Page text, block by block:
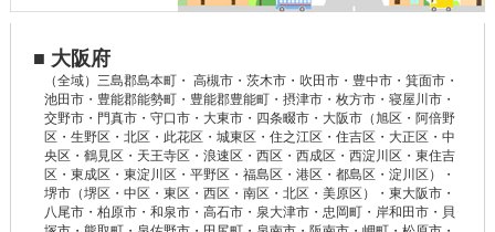
■ 大阪府
（全域）三島郡島本町・ 高槻市・茨木市・吹田市・豊中市・箕面市・
池田市・豊能郡能勢町・豊能郡豊能町・摂津市・枚方市・寝屋川市・
交野市・門真市・守口市・大東市・四条畷市・大阪市（旭区・阿倍野
区・生野区・北区・此花区・城東区・住之江区・住吉区・大正区・中
央区・鶴見区・天王寺区・浪速区・西区・西成区・西淀川区・東住吉
区・東成区・東淀川区・平野区・福島区・港区・都島区・淀川区）・
堺市（堺区・中区・東区・西区・南区・北区・美原区）・東大阪市・
八尾市・柏原市・和泉市・高石市・泉大津市・忠岡町・岸和田市・貝